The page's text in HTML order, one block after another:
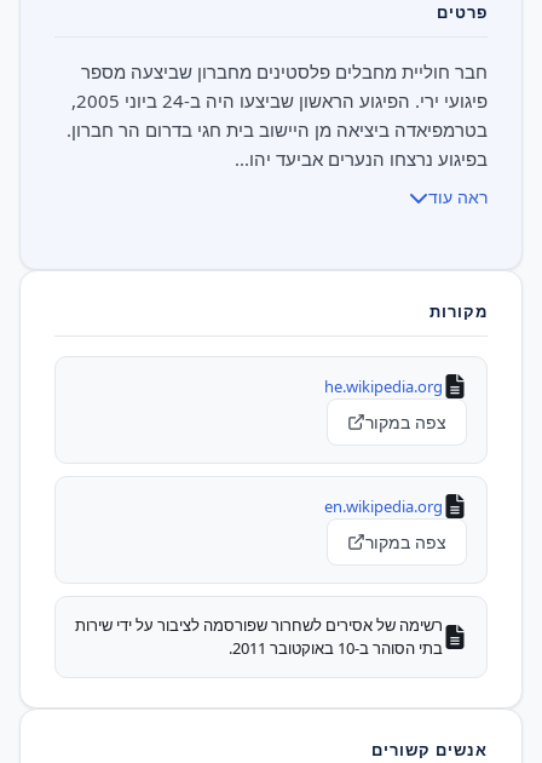
פרטים
חבר חוליית מחבלים פלסטינים מחברון שביצעה מספר
פיגועי ירי. הפיגוע הראשון שביצעו היה ב-24 ביוני 2005,
בטרמפיאדה ביציאה מן היישוב בית חגי בדרום הר חברון.
בפיגוע נרצחו הנערים אביעד יהו...
ראה עוד
מקורות
he.wikipedia.org
צפה במקור
en.wikipedia.org
צפה במקור
רשימה של אסירים לשחרור שפורסמה לציבור על ידי שירות
בתי הסוהר ב-10 באוקטובר 2011.
אנשים קשורים